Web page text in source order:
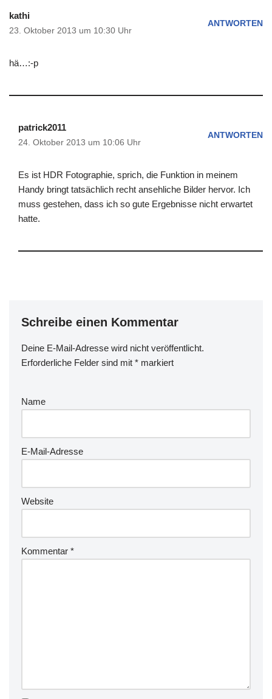
kathi
23. Oktober 2013 um 10:30 Uhr
ANTWORTEN
hä…:-p
patrick2011
24. Oktober 2013 um 10:06 Uhr
ANTWORTEN
Es ist HDR Fotographie, sprich, die Funktion in meinem
Handy bringt tatsächlich recht ansehliche Bilder hervor. Ich
muss gestehen, dass ich so gute Ergebnisse nicht erwartet
hatte.
Schreibe einen Kommentar
Deine E-Mail-Adresse wird nicht veröffentlicht.
Erforderliche Felder sind mit * markiert
Name
E-Mail-Adresse
Website
Kommentar *